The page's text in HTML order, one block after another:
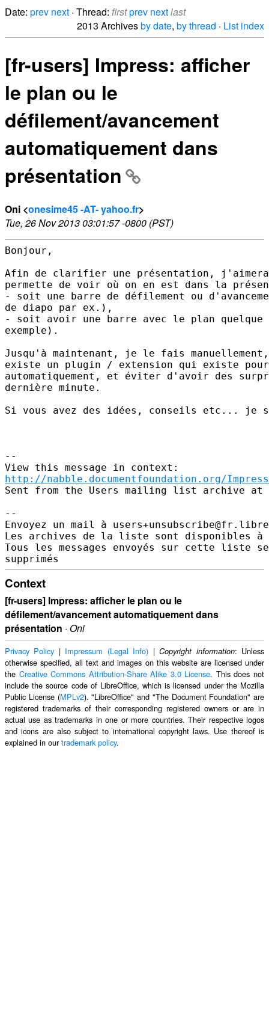
Date: prev next · Thread: firstprev nextlast
2013 Archivesby date, by thread · List index
[fr-users] Impress: afficher
le plan ou le
défilement/avancement
automatiquement dans
présentation
Oni <onesime45 -AT- yahoo.fr>
Tue, 26 Nov 2013 03:01:57 -0800 (PST)
Bonjour,
Afin de clarifier une présentation,
permette de voir où on en est dans la
- soit une barre de défilement ou
de diapo par ex.),
- soit avoir une barre avec le plan quelque
exemple).
Jusqu'à maintenant, je le fais
existe un plugin / extension qui existe
automatiquement, et éviter d'avoir des
dernière minute.
Si vous avez des idées, conseils etc... je
--
http://nabble.documentfoundation.org/
Sent from the Users mailing list archive at
--
Envoyez un mail à
Les archives de la liste sont disponibles à
Tous les messages envoyés sur cette liste
Context
[fr-users] Impress: afficher le plan ou le
défilement/avancement automatiquement dans
présentation · Oni
Privacy Policy | Impressum (Legal Info) |Copyright information: Unless
otherwise specified, all text and images on this website are licensed under
the Creative Commons Attribution-Share Alike 3.0 License. This does not
include the source code of LibreOffice, which is licensed under the Mozilla
Public License (MPLv2). "LibreOffice" and "The Document Foundation" are
registered trademarks of their corresponding registered owners or are in
actual use as trademarks in one or more countries. Their respective logos
and icons are also subject to international copyright laws. Use thereof is
explained in ourtrademark policy.